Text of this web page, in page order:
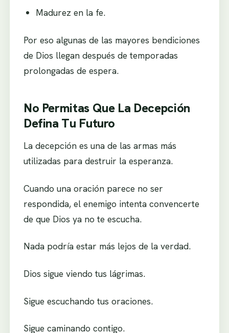
Madurez en la fe.
Por eso algunas de las mayores bendiciones
de Dios llegan después de temporadas
prolongadas de espera.
No Permitas Que La Decepción
Defina Tu Futuro
La decepción es una de las armas más
utilizadas para destruir la esperanza.
Cuando una oración parece no ser
respondida, el enemigo intenta convencerte
de que Dios ya no te escucha.
Nada podría estar más lejos de la verdad.
Dios sigue viendo tus lágrimas.
Sigue escuchando tus oraciones.
Sigue caminando contigo.